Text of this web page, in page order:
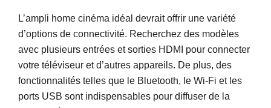
L’ampli home cinéma idéal devrait offrir une variété
d’options de connectivité. Recherchez des modèles
avec plusieurs entrées et sorties HDMI pour connecter
votre téléviseur et d’autres appareils. De plus, des
fonctionnalités telles que le Bluetooth, le Wi-Fi et les
ports USB sont indispensables pour diffuser de la